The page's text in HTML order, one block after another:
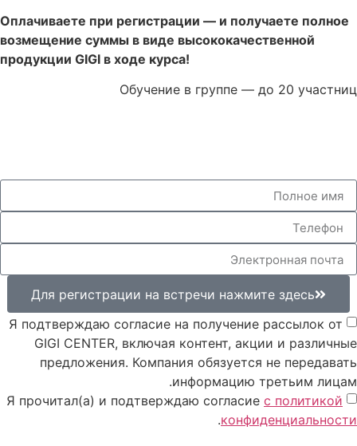
Оплачиваете при регистрации — и получаете полное
возмещение суммы в виде высококачественной
продукции GIGI в ходе курса!
Обучение в группе — до 20 участниц
Я подтверждаю согласие на получение рассылок от
GIGI CENTER, включая контент, акции и различные
предложения. Компания обязуется не передавать
информацию третьим лицам.
Я прочитал(а) и подтверждаю согласие с политикой
конфиденциальности
.
Для регистрации на встречи нажмите здесь